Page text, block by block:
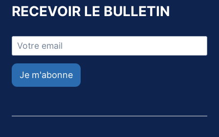
RECEVOIR LE BULLETIN
Je m'abonne